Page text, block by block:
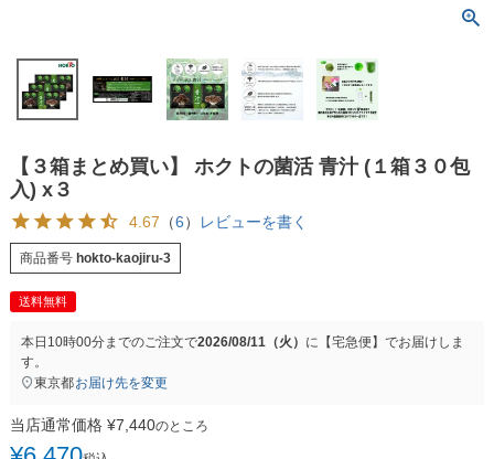
【３箱まとめ買い】 ホクトの菌活 青汁 (１箱３０包
入) x３
4.67 （6） レビューを書く
商品番号 hokto-kaojiru-3
送料無料
本日 10時00分までのご注文で2026/08/11（火） に 【宅急便】 でお届けしま
す。
東京都お届け先を変更
当店通常価格 ¥7,440のところ